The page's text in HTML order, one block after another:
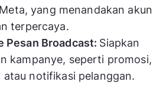
yang menandakan akun
terpercaya.
Pesan Broadcast: Siapkan
kampanye, seperti promosi,
atau notifikasi pelanggan.